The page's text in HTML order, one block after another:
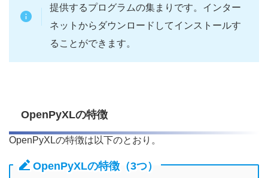
提供するプログラムの集まりです。インター
ネットからダウンロードしてインストールす
ることができます。
OpenPyXLの特徴
OpenPyXLの特徴は以下のとおり。
OpenPyXLの特徴（3つ）